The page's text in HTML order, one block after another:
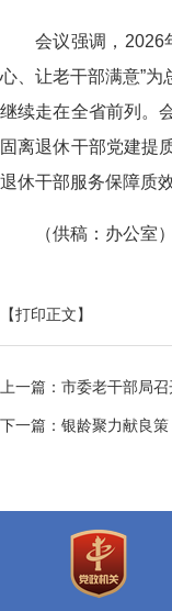
会议强调，2026
心、让老干部满意”
继续走在全省前列。
固离退休干部党建提
退休干部服务保障质
（供稿：办公室）
【打印正文】
上一篇： 市委老干部局召
下一篇： 银龄聚力献良